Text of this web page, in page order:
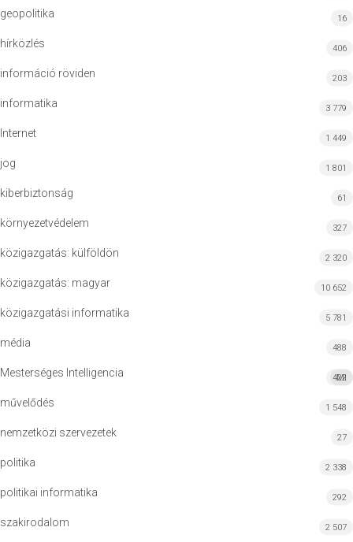
geopolitika 16
hírközlés 406
információ röviden 203
informatika 3 779
Internet 1 449
jog 1 801
kiberbiztonság 61
környezetvédelem 327
közigazgatás: külföldön 2 320
közigazgatás: magyar 10 652
közigazgatási informatika 5 781
média 488
Mesterséges Intelligencia MI
422
művelődés 1 548
nemzetközi szervezetek 27
politika 2 338
politikai informatika 292
szakirodalom 2 507